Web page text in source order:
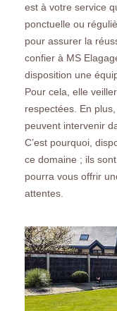
est à votre service
ponctuelle ou
pour assurer la
confier à MS
disposition une
Pour cela, elle
respectées. En
peuvent intervenir
C’est pourquoi,
ce domaine ; ils
pourra vous offrir
attentes.